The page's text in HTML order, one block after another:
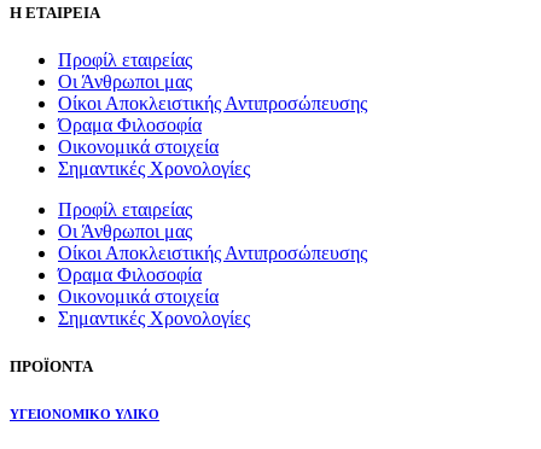
Η ΕΤΑΙΡΕΙΑ
Προφίλ εταιρείας
Οι Άνθρωποι μας
Οίκοι Αποκλειστικής Αντιπροσώπευσης
Όραμα Φιλοσοφία
Οικονομικά στοιχεία
Σημαντικές Χρονολογίες
Προφίλ εταιρείας
Οι Άνθρωποι μας
Οίκοι Αποκλειστικής Αντιπροσώπευσης
Όραμα Φιλοσοφία
Οικονομικά στοιχεία
Σημαντικές Χρονολογίες
ΠΡΟΪΟΝΤΑ
ΥΓΕΙΟΝΟΜΙΚΟ ΥΛΙΚΟ